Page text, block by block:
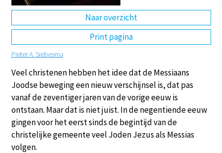
Naar overzicht
Print pagina
Pieter A. Siebesma
Veel christenen hebben het idee dat de Messiaans
Joodse beweging een nieuw verschijnsel is, dat pas
vanaf de zeventiger jaren van de vorige eeuw is
ontstaan. Maar dat is niet juist. In de negentiende eeuw
gingen voor het eerst sinds de begintijd van de
christelijke gemeente veel Joden Jezus als Messias
volgen.
DE EN